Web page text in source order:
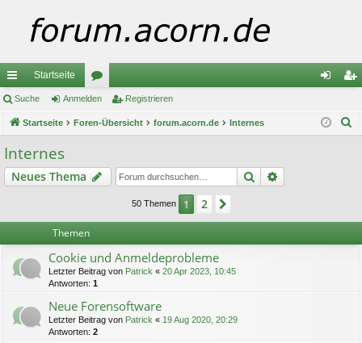
ch
ne
llz
ug
Startseite
or
en m ist
Suche Anmelden Registrieren
Startseite Foren-Übersicht forum.acorn.de Internes
Internes
Neues Thema Suche
50 Themen 1 2
Themen
Cookie und Anmeldeprobleme
Letzter Beitrag von Patrick « 20 Apr 2023, 10:45
Antworten: 1
Neue Forensoftware
Letzter Beitrag von Patrick « 19 Aug 2020, 20:29
Antworten: 2